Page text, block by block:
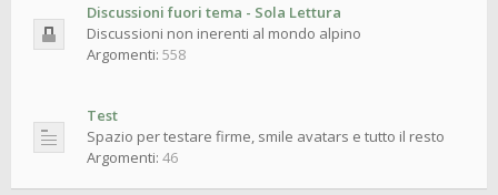
Discussioni fuori tema - Sola Lettura
Discussioni non inerenti al mondo alpino
Argomenti: 558
Test
Spazio per testare firme, smile avatars e tutto il resto
Argomenti: 46